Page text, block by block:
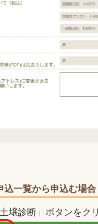
込一覧から申込む場合
壌診断」ボタンをク